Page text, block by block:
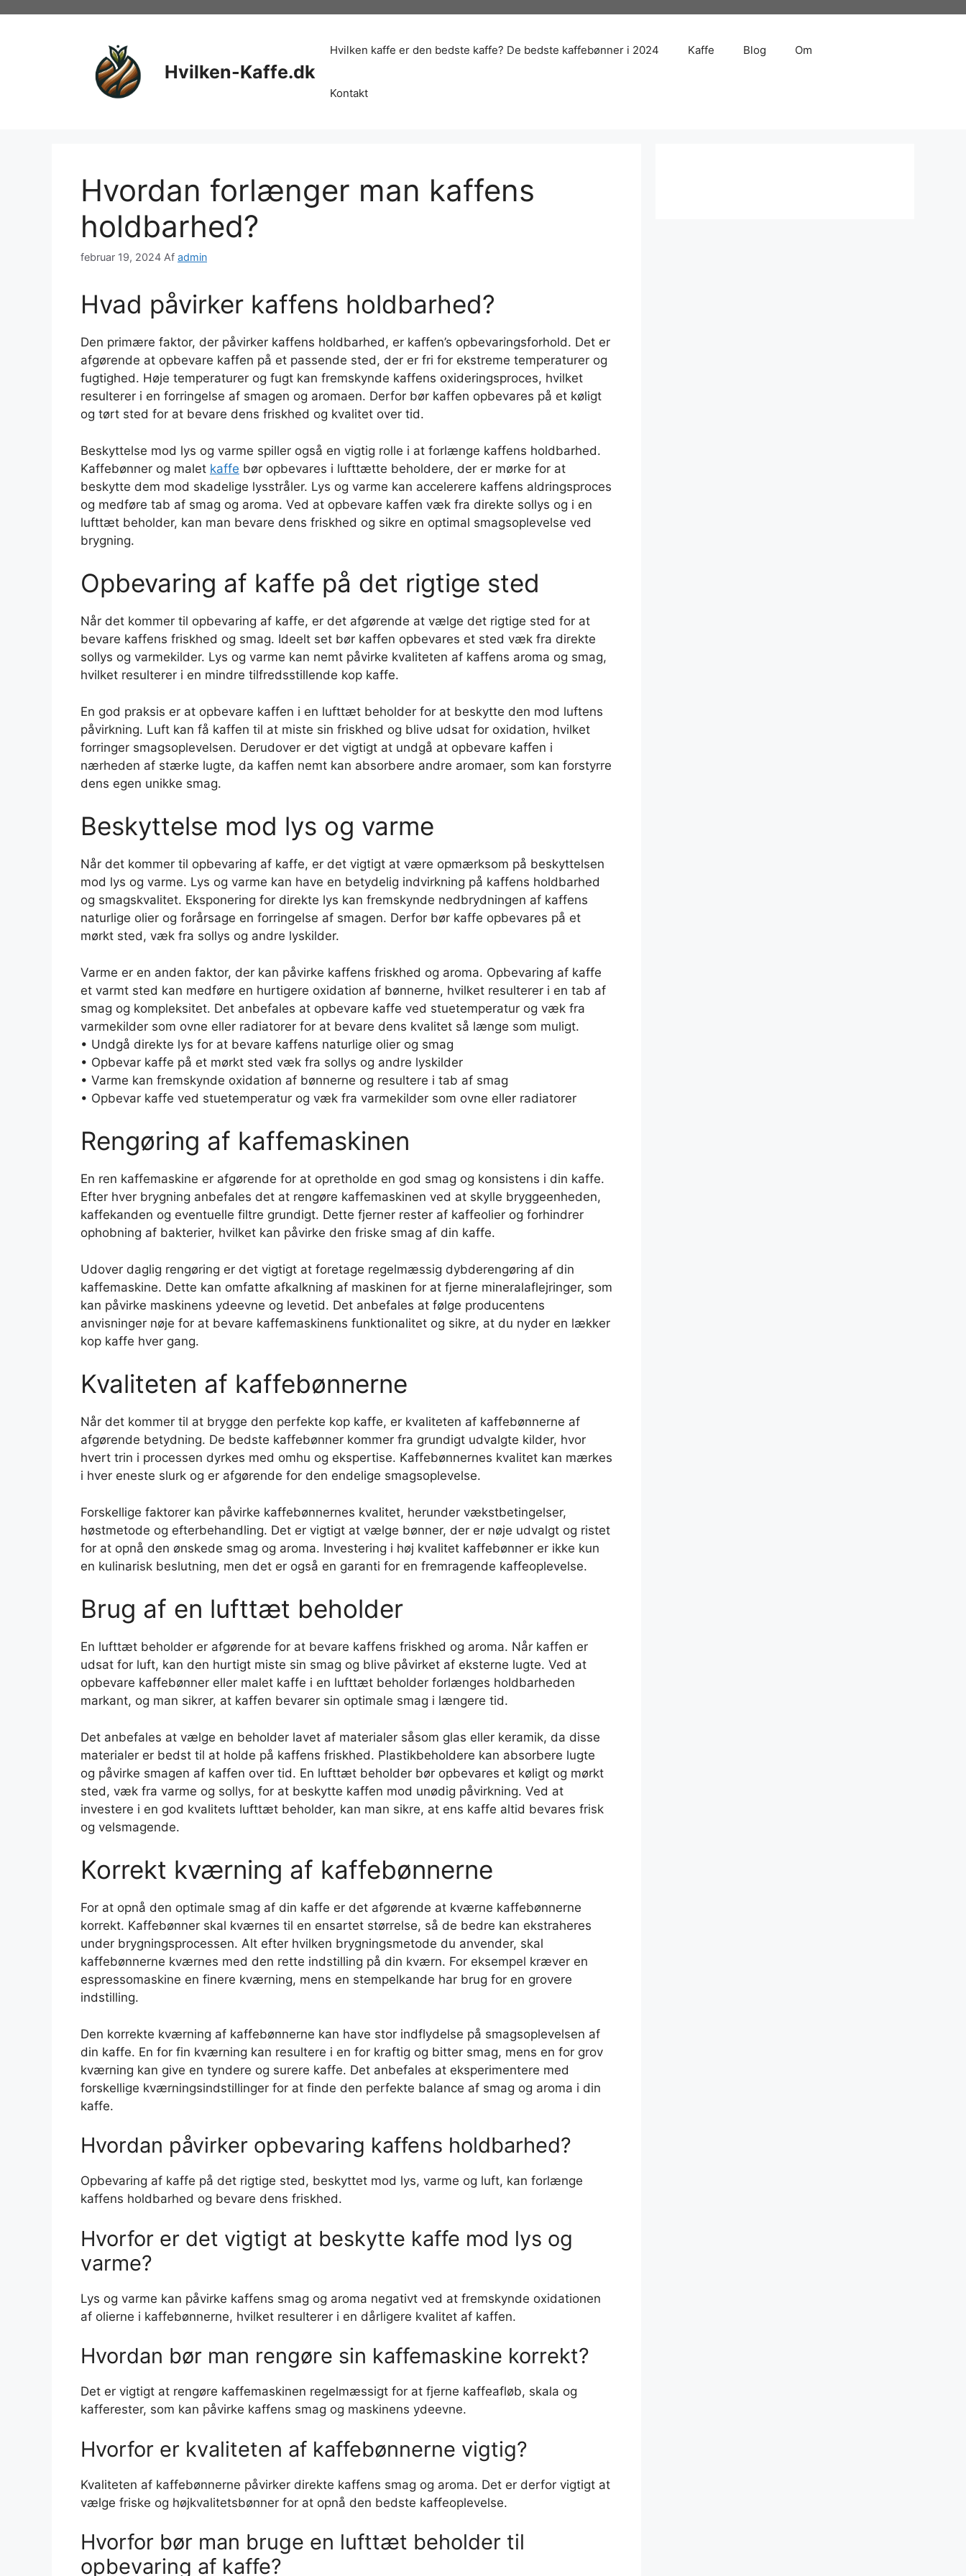
Hvilken-Kaffe.dk
Hvilken kaffe er den bedste kaffe? De bedste kaffebønner i 2024 Kaffe Blog Om
Kontakt
Hvordan forlænger man kaffens
holdbarhed?
februar 19, 2024 Af admin
Hvad påvirker kaffens holdbarhed?
Den primære faktor, der påvirker kaffens holdbarhed, er kaffen’s opbevaringsforhold. Det er
afgørende at opbevare kaffen på et passende sted, der er fri for ekstreme temperaturer og
fugtighed. Høje temperaturer og fugt kan fremskynde kaffens oxideringsproces, hvilket
resulterer i en forringelse af smagen og aromaen. Derfor bør kaffen opbevares på et køligt
og tørt sted for at bevare dens friskhed og kvalitet over tid.
Beskyttelse mod lys og varme spiller også en vigtig rolle i at forlænge kaffens holdbarhed.
Kaffebønner og malet kaffe bør opbevares i lufttætte beholdere, der er mørke for at
beskytte dem mod skadelige lysstråler. Lys og varme kan accelerere kaffens aldringsproces
og medføre tab af smag og aroma. Ved at opbevare kaffen væk fra direkte sollys og i en
lufttæt beholder, kan man bevare dens friskhed og sikre en optimal smagsoplevelse ved
brygning.
Opbevaring af kaffe på det rigtige sted
Når det kommer til opbevaring af kaffe, er det afgørende at vælge det rigtige sted for at
bevare kaffens friskhed og smag. Ideelt set bør kaffen opbevares et sted væk fra direkte
sollys og varmekilder. Lys og varme kan nemt påvirke kvaliteten af kaffens aroma og smag,
hvilket resulterer i en mindre tilfredsstillende kop kaffe.
En god praksis er at opbevare kaffen i en lufttæt beholder for at beskytte den mod luftens
påvirkning. Luft kan få kaffen til at miste sin friskhed og blive udsat for oxidation, hvilket
forringer smagsoplevelsen. Derudover er det vigtigt at undgå at opbevare kaffen i
nærheden af stærke lugte, da kaffen nemt kan absorbere andre aromaer, som kan forstyrre
dens egen unikke smag.
Beskyttelse mod lys og varme
Når det kommer til opbevaring af kaffe, er det vigtigt at være opmærksom på beskyttelsen
mod lys og varme. Lys og varme kan have en betydelig indvirkning på kaffens holdbarhed
og smagskvalitet. Eksponering for direkte lys kan fremskynde nedbrydningen af kaffens
naturlige olier og forårsage en forringelse af smagen. Derfor bør kaffe opbevares på et
mørkt sted, væk fra sollys og andre lyskilder.
Varme er en anden faktor, der kan påvirke kaffens friskhed og aroma. Opbevaring af kaffe
et varmt sted kan medføre en hurtigere oxidation af bønnerne, hvilket resulterer i en tab af
smag og kompleksitet. Det anbefales at opbevare kaffe ved stuetemperatur og væk fra
varmekilder som ovne eller radiatorer for at bevare dens kvalitet så længe som muligt.
• Undgå direkte lys for at bevare kaffens naturlige olier og smag
• Opbevar kaffe på et mørkt sted væk fra sollys og andre lyskilder
• Varme kan fremskynde oxidation af bønnerne og resultere i tab af smag
• Opbevar kaffe ved stuetemperatur og væk fra varmekilder som ovne eller radiatorer
Rengøring af kaffemaskinen
En ren kaffemaskine er afgørende for at opretholde en god smag og konsistens i din kaffe.
Efter hver brygning anbefales det at rengøre kaffemaskinen ved at skylle bryggeenheden,
kaffekanden og eventuelle filtre grundigt. Dette fjerner rester af kaffeolier og forhindrer
ophobning af bakterier, hvilket kan påvirke den friske smag af din kaffe.
Udover daglig rengøring er det vigtigt at foretage regelmæssig dybderengøring af din
kaffemaskine. Dette kan omfatte afkalkning af maskinen for at fjerne mineralaflejringer, som
kan påvirke maskinens ydeevne og levetid. Det anbefales at følge producentens
anvisninger nøje for at bevare kaffemaskinens funktionalitet og sikre, at du nyder en lækker
kop kaffe hver gang.
Kvaliteten af kaffebønnerne
Når det kommer til at brygge den perfekte kop kaffe, er kvaliteten af kaffebønnerne af
afgørende betydning. De bedste kaffebønner kommer fra grundigt udvalgte kilder, hvor
hvert trin i processen dyrkes med omhu og ekspertise. Kaffebønnernes kvalitet kan mærkes
i hver eneste slurk og er afgørende for den endelige smagsoplevelse.
Forskellige faktorer kan påvirke kaffebønnernes kvalitet, herunder vækstbetingelser,
høstmetode og efterbehandling. Det er vigtigt at vælge bønner, der er nøje udvalgt og ristet
for at opnå den ønskede smag og aroma. Investering i høj kvalitet kaffebønner er ikke kun
en kulinarisk beslutning, men det er også en garanti for en fremragende kaffeoplevelse.
Brug af en lufttæt beholder
En lufttæt beholder er afgørende for at bevare kaffens friskhed og aroma. Når kaffen er
udsat for luft, kan den hurtigt miste sin smag og blive påvirket af eksterne lugte. Ved at
opbevare kaffebønner eller malet kaffe i en lufttæt beholder forlænges holdbarheden
markant, og man sikrer, at kaffen bevarer sin optimale smag i længere tid.
Det anbefales at vælge en beholder lavet af materialer såsom glas eller keramik, da disse
materialer er bedst til at holde på kaffens friskhed. Plastikbeholdere kan absorbere lugte
og påvirke smagen af kaffen over tid. En lufttæt beholder bør opbevares et køligt og mørkt
sted, væk fra varme og sollys, for at beskytte kaffen mod unødig påvirkning. Ved at
investere i en god kvalitets lufttæt beholder, kan man sikre, at ens kaffe altid bevares frisk
og velsmagende.
Korrekt kværning af kaffebønnerne
For at opnå den optimale smag af din kaffe er det afgørende at kværne kaffebønnerne
korrekt. Kaffebønner skal kværnes til en ensartet størrelse, så de bedre kan ekstraheres
under brygningsprocessen. Alt efter hvilken brygningsmetode du anvender, skal
kaffebønnerne kværnes med den rette indstilling på din kværn. For eksempel kræver en
espressomaskine en finere kværning, mens en stempelkande har brug for en grovere
indstilling.
Den korrekte kværning af kaffebønnerne kan have stor indflydelse på smagsoplevelsen af
din kaffe. En for fin kværning kan resultere i en for kraftig og bitter smag, mens en for grov
kværning kan give en tyndere og surere kaffe. Det anbefales at eksperimentere med
forskellige kværningsindstillinger for at finde den perfekte balance af smag og aroma i din
kaffe.
Hvordan påvirker opbevaring kaffens holdbarhed?
Opbevaring af kaffe på det rigtige sted, beskyttet mod lys, varme og luft, kan forlænge
kaffens holdbarhed og bevare dens friskhed.
Hvorfor er det vigtigt at beskytte kaffe mod lys og
varme?
Lys og varme kan påvirke kaffens smag og aroma negativt ved at fremskynde oxidationen
af olierne i kaffebønnerne, hvilket resulterer i en dårligere kvalitet af kaffen.
Hvordan bør man rengøre sin kaffemaskine korrekt?
Det er vigtigt at rengøre kaffemaskinen regelmæssigt for at fjerne kaffeafløb, skala og
kafferester, som kan påvirke kaffens smag og maskinens ydeevne.
Hvorfor er kvaliteten af kaffebønnerne vigtig?
Kvaliteten af kaffebønnerne påvirker direkte kaffens smag og aroma. Det er derfor vigtigt at
vælge friske og højkvalitetsbønner for at opnå den bedste kaffeoplevelse.
Hvorfor bør man bruge en lufttæt beholder til
opbevaring af kaffe?